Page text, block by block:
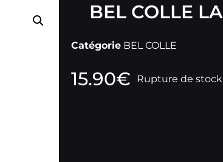
BEL COLLE
Catégorie BEL COLLE
15.90€ Rupture de stock